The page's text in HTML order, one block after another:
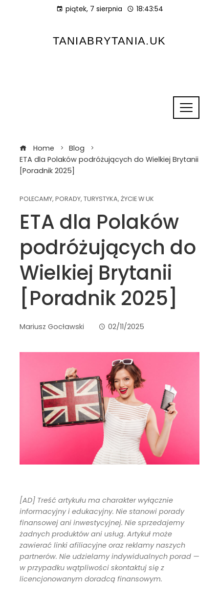
piątek, 7 sierpnia 18:43:55
TANIABRYTANIA.UK
Home
Blog
ETA dla Polaków podróżujących do Wielkiej Brytanii
[Poradnik 2025]
POLECAMY, PORADY, TURYSTYKA, ŻYCIE W UK
ETA dla Polaków
podróżujących do
Wielkiej Brytanii
[Poradnik 2025]
Mariusz Gocławski 02/11/2025
[AD] Treść artykułu ma charakter wyłącznie
informacyjny i edukacyjny. Nie stanowi porady
finansowej ani inwestycyjnej. Nie sprzedajemy
żadnych produktów ani usług. Artykuł może
zawierać linki afiliacyjne oraz reklamy naszych
partnerów. Nie udzielamy indywidualnych porad —
w przypadku wątpliwości skontaktuj się z
licencjonowanym doradcą finansowym.